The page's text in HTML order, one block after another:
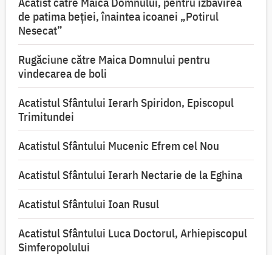
de patima beției, înaintea icoanei „Potirul
Nesecat”
Rugăciune către Maica Domnului pentru
vindecarea de boli
Acatistul Sfântului Ierarh Spiridon, Episcopul
Trimitundei
Acatistul Sfântului Mucenic Efrem cel Nou
Acatistul Sfântului Ierarh Nectarie de la Eghina
Acatistul Sfântului Ioan Rusul
Acatistul Sfântului Luca Doctorul, Arhiepiscopul
Simferopolului